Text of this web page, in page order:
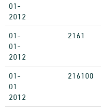
01-
2012
01-
01-
2012
2161
01-
01-
2012
216100